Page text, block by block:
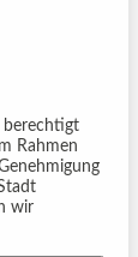
berechtigt
Rahmen
wir